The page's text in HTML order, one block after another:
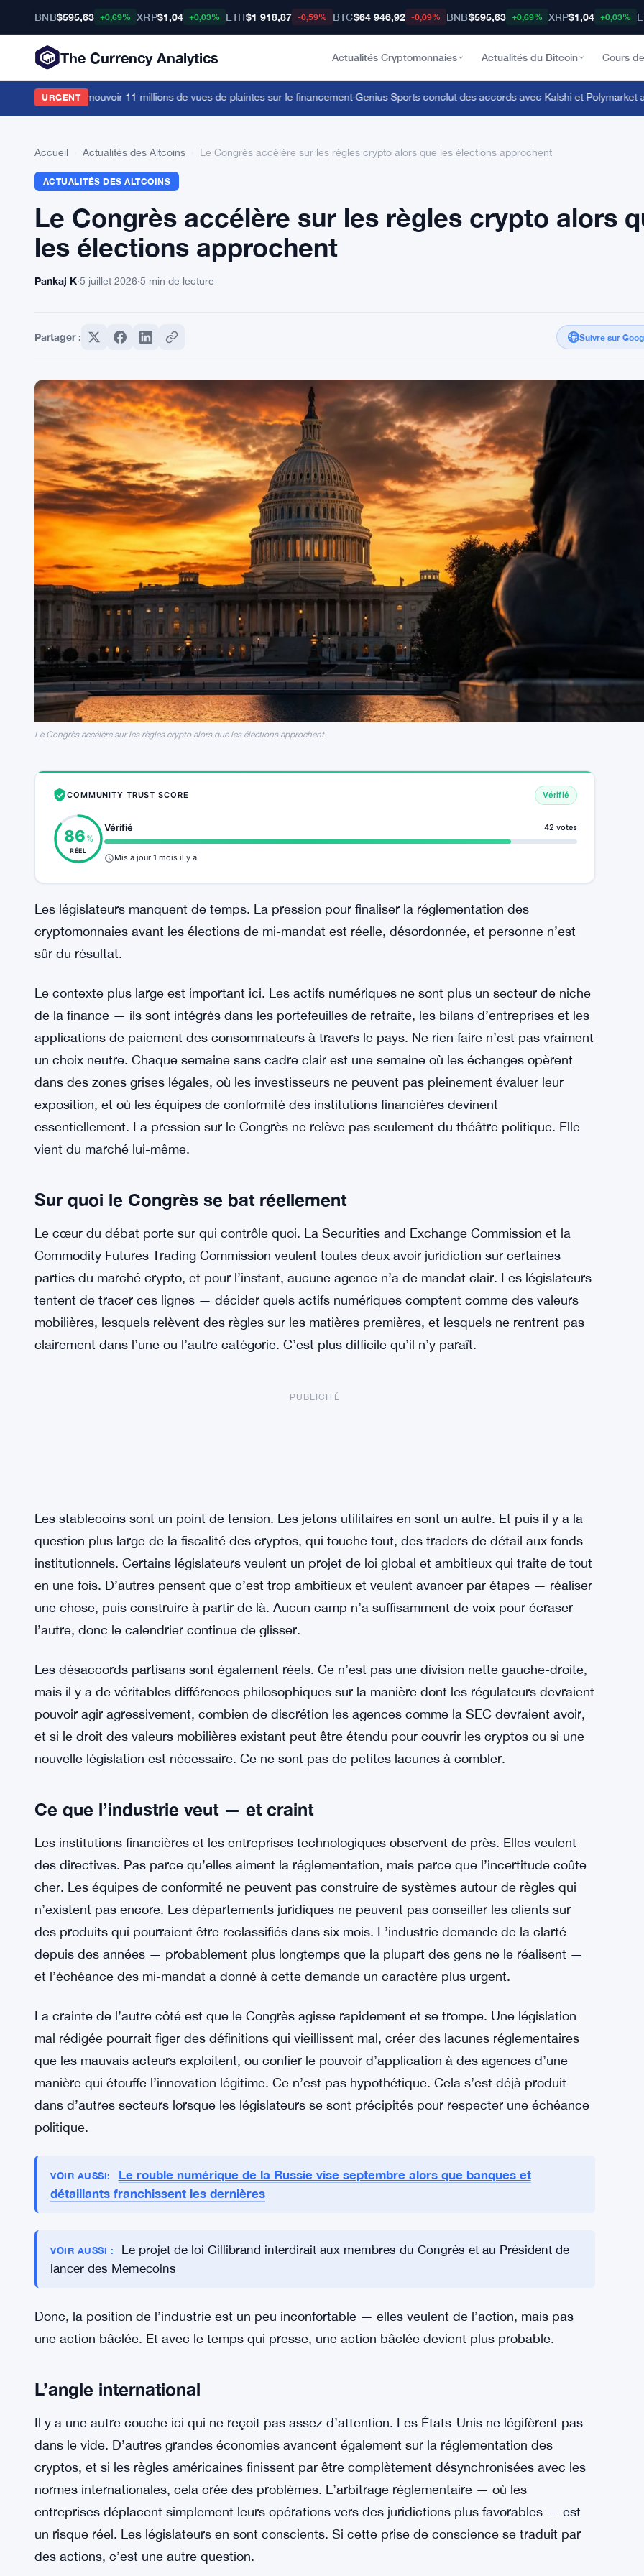
BNB$595,63 +0,69% XRP$1,04 +0,03% ETH$1 918,87 -0,59% BTC$64 946,92 -0,09% BNB$595,63 +0,69% XRP$1,04 +0,03%
The Currency Analytics Actualités Cryptomonnaies Actualités du Bitcoin Cours
URGENT
pour promouvoir 11 millions de vues de plaintes sur le financement·Genius Sports conclut des accords avec Kalshi et Polymarket
Accueil Actualités des Altcoins Le Congrès accélère sur les règles crypto alors que les élections approchent
ACTUALITÉS DES ALTCOINS
Le Congrès accélère sur les règles crypto alors
les élections approchent
Pankaj K·5 juillet 2026·5 min de lecture
Partager : Suivre sur
Le Congrès accélère sur les règles crypto alors que les élections approchent
COMMUNITY TRUST SCORE Vérifié
86 %
RÉEL
Vérifié 42 votes
Mis à jour 1 mois il y a
Les législateurs manquent de temps. La pression pour finaliser la réglementation des
cryptomonnaies avant les élections de mi-mandat est réelle, désordonnée, et personne n’est
sûr du résultat.
Le contexte plus large est important ici. Les actifs numériques ne sont plus un secteur de niche
de la finance — ils sont intégrés dans les portefeuilles de retraite, les bilans d’entreprises et les
applications de paiement des consommateurs à travers le pays. Ne rien faire n’est pas vraiment
un choix neutre. Chaque semaine sans cadre clair est une semaine où les échanges opèrent
dans des zones grises légales, où les investisseurs ne peuvent pas pleinement évaluer leur
exposition, et où les équipes de conformité des institutions financières devinent
essentiellement. La pression sur le Congrès ne relève pas seulement du théâtre politique. Elle
vient du marché lui-même.
Sur quoi le Congrès se bat réellement
Le cœur du débat porte sur qui contrôle quoi. La Securities and Exchange Commission et la
Commodity Futures Trading Commission veulent toutes deux avoir juridiction sur certaines
parties du marché crypto, et pour l’instant, aucune agence n’a de mandat clair. Les législateurs
tentent de tracer ces lignes — décider quels actifs numériques comptent comme des valeurs
mobilières, lesquels relèvent des règles sur les matières premières, et lesquels ne rentrent pas
clairement dans l’une ou l’autre catégorie. C’est plus difficile qu’il n’y paraît.
PUBLICITÉ
Les stablecoins sont un point de tension. Les jetons utilitaires en sont un autre. Et puis il y a la
question plus large de la fiscalité des cryptos, qui touche tout, des traders de détail aux fonds
institutionnels. Certains législateurs veulent un projet de loi global et ambitieux qui traite de tout
en une fois. D’autres pensent que c’est trop ambitieux et veulent avancer par étapes — réaliser
une chose, puis construire à partir de là. Aucun camp n’a suffisamment de voix pour écraser
Les désaccords partisans sont également réels. Ce n’est pas une division nette gauche-droite,
mais il y a de véritables différences philosophiques sur la manière dont les régulateurs devraient
pouvoir agir agressivement, combien de discrétion les agences comme la SEC devraient avoir,
et si le droit des valeurs mobilières existant peut être étendu pour couvrir les cryptos ou si une
nouvelle législation est nécessaire. Ce ne sont pas de petites lacunes à combler.
Ce que l’industrie veut — et craint
des directives. Pas parce qu’elles aiment la réglementation, mais parce que l’incertitude coûte
cher. Les équipes de conformité ne peuvent pas construire de systèmes autour de règles qui
n’existent pas encore. Les départements juridiques ne peuvent pas conseiller les clients sur
des produits qui pourraient être reclassifiés dans six mois. L’industrie demande de la clarté
depuis des années — probablement plus longtemps que la plupart des gens ne le réalisent —
et l’échéance des mi-mandat a donné à cette demande un caractère plus urgent.
La crainte de l’autre côté est que le Congrès agisse rapidement et se trompe. Une législation
mal rédigée pourrait figer des définitions qui vieillissent mal, créer des lacunes réglementaires
que les mauvais acteurs exploitent, ou confier le pouvoir d’application à des agences d’une
manière qui étouffe l’innovation légitime. Ce n’est pas hypothétique. Cela s’est déjà produit
dans d’autres secteurs lorsque les législateurs se sont précipités pour respecter une échéance
Le rouble numérique de la Russie vise septembre alors que banques et
détaillants franchissent les dernières
VOIR AUSSI :
lancer des Memecoins
Donc, la position de l’industrie est un peu inconfortable — elles veulent de l’action, mais pas
une action bâclée. Et avec le temps qui presse, une action bâclée devient plus probable.
L’angle international